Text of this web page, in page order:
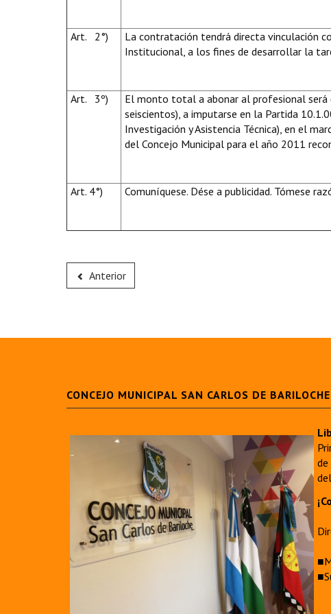
Art. 2°)
La contratación tendrá directa vinculación
Institucional, a los fines de desarrollar la
Art. 3º)
El monto total a abonar al profesional será
seiscientos), a imputarse en la Partida
Investigación y Asistencia Técnica), en el
del Concejo Municipal para el año 2011
Art. 4°) Comuníquese. Dése a publicidad. Tómese
Anterior
CONCEJO MUNICIPAL SAN CARLOS DE BARILOCHE